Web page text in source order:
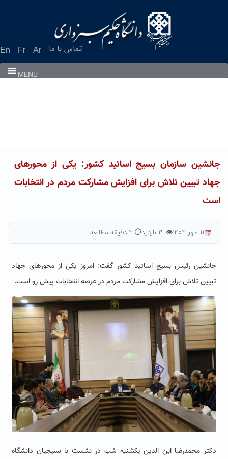
En Fr Ar تماس با ما
MENU
جانشین سازمان بسیج اساتید کشور: یکی از محورهای
جهاد تبیین تلاش برای افزایش مشارکت مردم در انتخابات
است
۱۱ مهر ۱۴۰۲ 👁 ۱۴ بازدید ⏱ ۲ دقیقه مطالعه
جانشین رئیس بسیج اساتید کشور گفت: امروز یکی از محورهای جهاد
تبیین تلاش برای افزایش مشارکت مردم در عرصه انتخابات پیش رو است.
دکتر محمدرضا ابن الدین یکشنبه شب در نشست با بسیجیان دانشگاه